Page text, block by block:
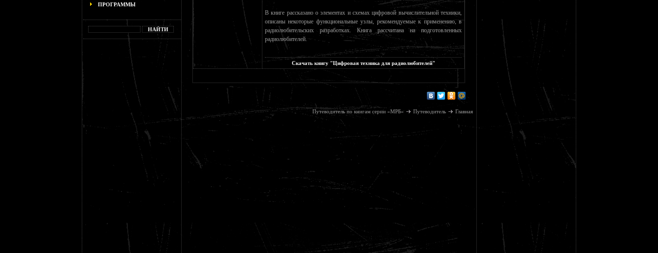
ПРОГРАММЫ
В книге рассказано о элементах и схемах цифровой вычислительной техники,
описаны некоторые функциональные узлы, рекомендуемые к применению, в
радиолюбительских разработках. Книга рассчитана на подготовленных
радиолюбителей.
Скачать книгу "Цифровая техника для радиолюбителей"
Путеводитель по книгам серии «МРБ» Путеводитель Главная